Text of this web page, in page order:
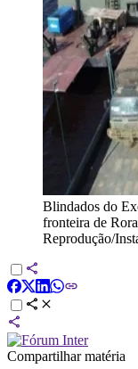
Blindados do
fronteira de
Reprodução/
Compartilhar matéria